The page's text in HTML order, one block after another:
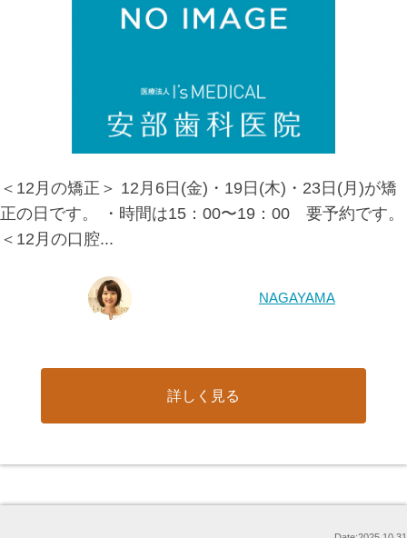
＜12月の矯正＞ 12月6日(金)・19日(木)・23日(月)が矯
正の日です。 ・時間は15：00〜19：00 要予約です。
＜12月の口腔...
NAGAYAMA
詳しく見る